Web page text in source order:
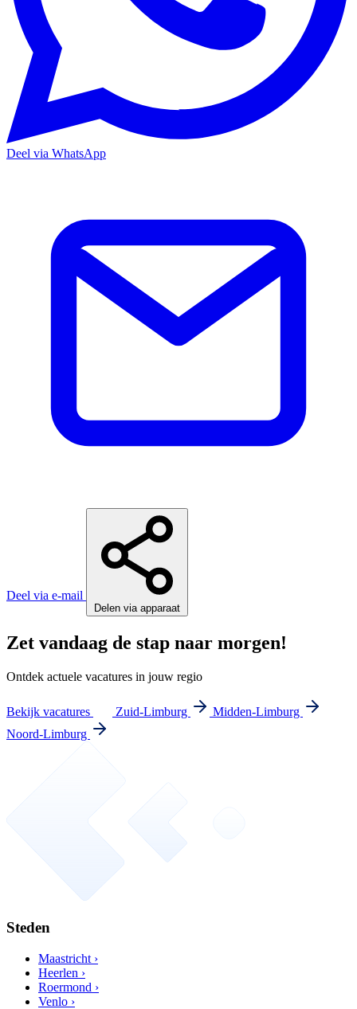
Deel via WhatsApp
Deel via e-mail
Delen via apparaat
Zet vandaag de stap naar morgen!
Ontdek actuele vacatures in jouw regio
Bekijk vacatures Zuid-Limburg
Midden-Limburg
Noord-Limburg
Steden
Maastricht ›
Heerlen ›
Roermond ›
Venlo ›